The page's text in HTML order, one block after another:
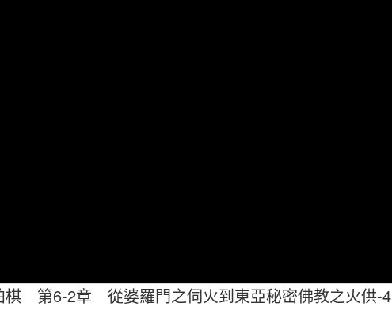
棋 第6-2章 從婆羅門之伺火到東亞秘密佛教之火供-4